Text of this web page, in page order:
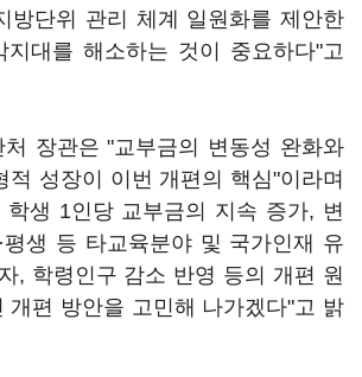
방단위 관리 체계 일원화를 제안한
지대를 해소하는 것이 중요하다"고
처 장관은 "교부금의 변동성 완화와
적 성장이 이번 개편의 핵심"이라며
생 1인당 교부금의 지속 증가, 변
평생 등 타교육분야 및 국가인재 유
, 학령인구 감소 반영 등의 개편 원
개편 방안을 고민해 나가겠다"고 밝